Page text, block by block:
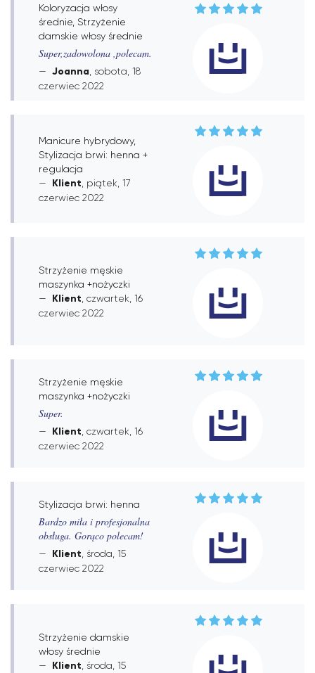
Koloryzacja włosy
średnie, Strzyżenie
damskie włosy średnie
Super,zadowolona ,polecam.
Joanna , sobota, 18
czerwiec 2022
Manicure hybrydowy,
Stylizacja brwi: henna +
regulacja
Klient , piątek, 17
czerwiec 2022
Strzyżenie męskie
maszynka +nożyczki
Klient , czwartek, 16
czerwiec 2022
Strzyżenie męskie
maszynka +nożyczki
Super.
Klient , czwartek, 16
czerwiec 2022
Stylizacja brwi: henna
Bardzo miła i profesjonalna
obsługa. Gorąco polecam!
Klient , środa, 15
czerwiec 2022
Strzyżenie damskie
włosy średnie
Klient , środa, 15